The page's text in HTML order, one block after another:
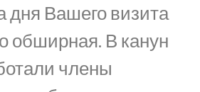
дня Вашего визита
обширная. В канун
члены